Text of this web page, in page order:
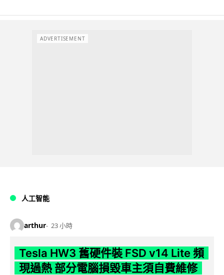
ADVERTISEMENT
人工智能
arthur 23 小時
Tesla HW3 舊硬件裝 FSD v14 Lite 頻
現過熱 部分電腦損毀車主須自費維修